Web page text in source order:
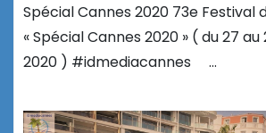
Spécial Cannes 2020 73e Festival
« Spécial Cannes 2020 » ( du 27
2020 ) #idmediacannes …